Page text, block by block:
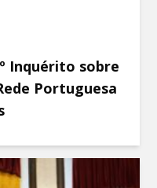
Inquérito sobre
Portuguesa